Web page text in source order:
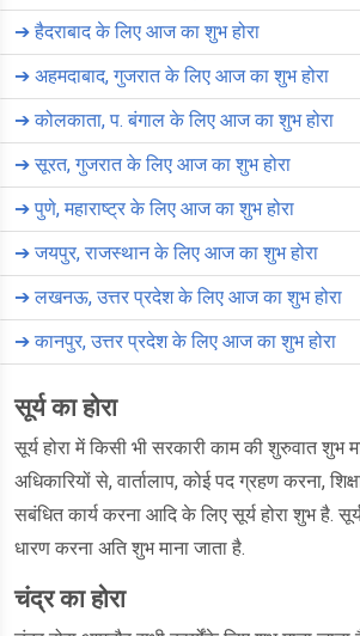
➔हैदराबाद के लिए आज का शुभ होरा
➔ अहमदाबाद, गुजरात के लिए आज का शुभ होरा
➔कोलकाता, प. बंगाल के लिए आज का शुभ होरा
➔सूरत, गुजरात के लिए आज का शुभ होरा
➔पुणे, महाराष्ट्र के लिए आज का शुभ होरा
➔जयपुर, राजस्थान के लिए आज का शुभ होरा
➔लखनऊ, उत्तर प्रदेश के लिए आज का शुभ होरा
➔कानपुर, उत्तर प्रदेश के लिए आज का शुभ होरा
सूर्य का होरा
सूर्य होरा में किसी भी सरकारी काम की शुरुवात शुभ
अधिकारियों से, वार्तालाप, कोई पद ग्रहण करना,
सबंधित कार्य करना आदि के लिए सूर्य होरा शुभ है.
धारण करना अति शुभ माना जाता है.
चंद्र का होरा